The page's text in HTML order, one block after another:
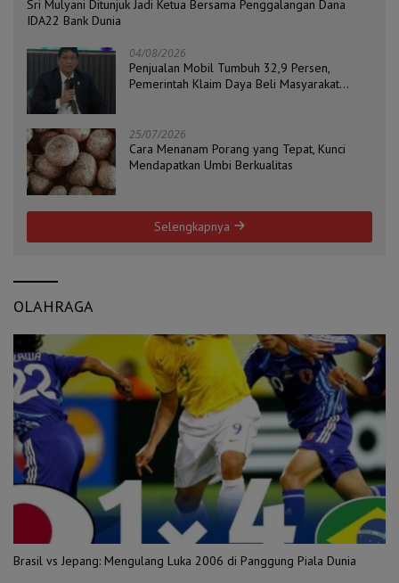
Sri Mulyani Ditunjuk Jadi Ketua Bersama Penggalangan Dana
IDA22 Bank Dunia
04/08/2026
Penjualan Mobil Tumbuh 32,9 Persen,
Pemerintah Klaim Daya Beli Masyarakat
25/07/2026
Cara Menanam Porang yang Tepat, Kunci
Mendapatkan Umbi Berkualitas
Selengkapnya
OLAHRAGA
Brasil vs Jepang: Mengulang Luka 2006 di Panggung Piala Dunia